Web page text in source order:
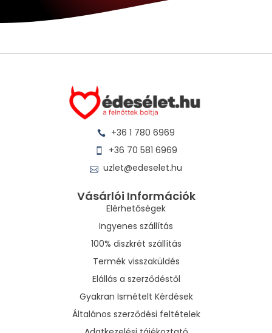
+36 1 780 6969
+36 70 581 6969
uzlet@edeselet.hu
Vásárlói Információk
Elérhetőségek
Ingyenes szállítás
100% diszkrét szállítás
Termék visszaküldés
Elállás a szerződéstől
Gyakran Ismételt Kérdések
Általános szerződési feltételek